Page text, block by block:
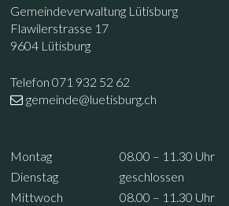
Footer
Kontakt
Gemeindeverwaltung Lütisburg
Flawilerstrasse 17
9604 Lütisburg
Telefon 071 932 52 62
gemeinde@luetisburg.ch
Öffnungszeiten
Wochentag VormittagNachmittag
Montag 08.00 – 11.30 Uhr
Dienstag geschlossen
Mittwoch 08.00 – 11.30 Uhr